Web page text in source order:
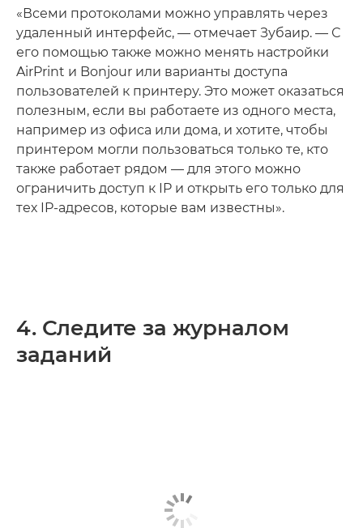
«Всеми протоколами можно управлять через
удаленный интерфейс, — отмечает Зубаир. — С
его помощью также можно менять настройки
AirPrint и Bonjour или варианты доступа
пользователей к принтеру. Это может оказаться
полезным, если вы работаете из одного места,
например из офиса или дома, и хотите, чтобы
принтером могли пользоваться только те, кто
также работает рядом — для этого можно
ограничить доступ к IP и открыть его только для
тех IP-адресов, которые вам известны».
4. Следите за журналом
заданий